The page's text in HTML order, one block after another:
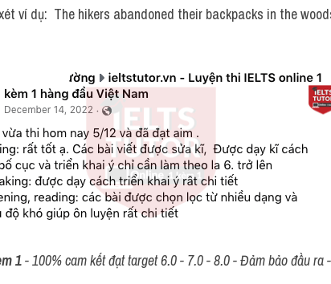
ví dụ:  The hikers abandoned their backpacks in the
1 - 100% cam kết đạt target 6.0 - 7.0 - 8.0 - Đảm bảo đầu ra